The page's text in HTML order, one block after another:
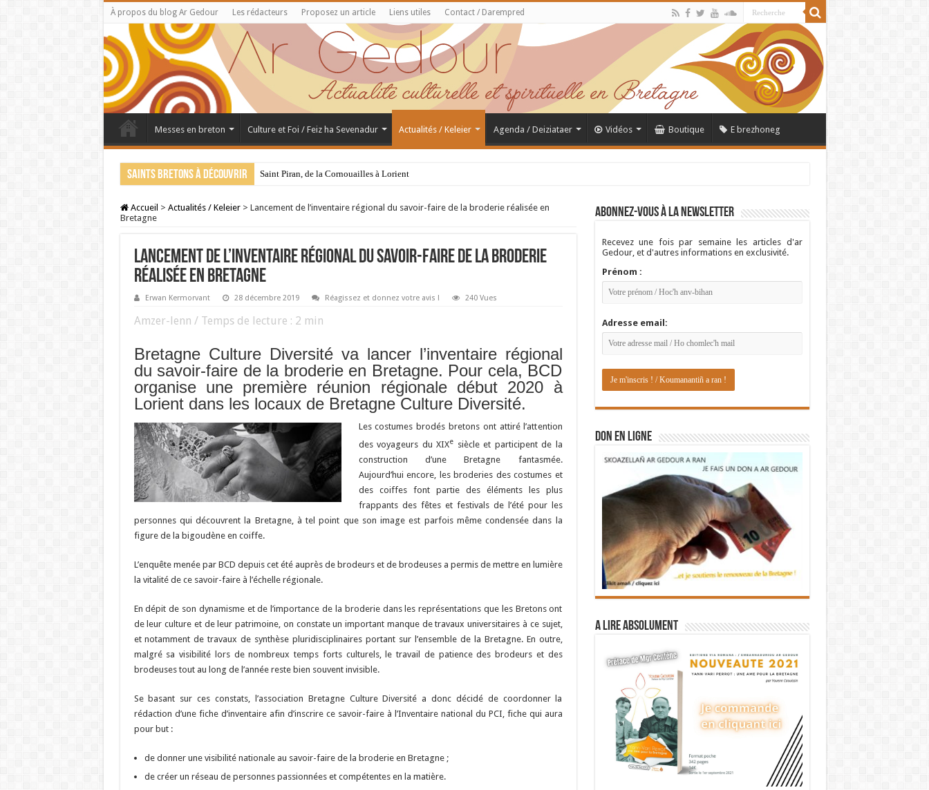
À propos du blog Ar Gedour Les rédacteurs Proposez un article Liens utiles Contact / Darempred
Messes en breton Culture et Foi / Feiz ha Sevenadur Actualités / Keleier Agenda / Deiziataer Vidéos Boutique E brezhoneg
Saints bretons à découvrir Saint Piran, de la Cornouailles à Lorient
Accueil > Actualités / Keleier > Lancement de l’inventaire régional du savoir-faire de la broderie réalisée en
Bretagne
Lancement de l’inventaire régional du savoir-faire de la broderie
réalisée en Bretagne
Erwan Kermorvant 28 décembre 2019 Réagissez et donnez votre avis ! 240 Vues
Amzer-lenn / Temps de lecture : 2 min
Bretagne Culture Diversité va lancer l’inventaire régional
du savoir-faire de la broderie en Bretagne. Pour cela, BCD
organise une première réunion régionale début 2020 à
Lorient dans les locaux de Bretagne Culture Diversité.
Les costumes brodés bretons ont attiré l’attention
des voyageurs du XIXe siècle et participent de la
construction d’une Bretagne fantasmée.
Aujourd’hui encore, les broderies des costumes et
des coiffes font partie des éléments les plus
frappants des fêtes et festivals de l’été pour les
personnes qui découvrent la Bretagne, à tel point que son image est parfois même condensée dans la
figure de la bigoudène en coiffe.
L’enquête menée par BCD depuis cet été auprès de brodeurs et de brodeuses a permis de mettre en lumière
la vitalité de ce savoir-faire à l’échelle régionale.
En dépit de son dynamisme et de l’importance de la broderie dans les représentations que les Bretons ont
de leur culture et de leur patrimoine, on constate un important manque de travaux universitaires à ce sujet,
et notamment de travaux de synthèse pluridisciplinaires portant sur l’ensemble de la Bretagne. En outre,
malgré sa visibilité lors de nombreux temps forts culturels, le travail de patience des brodeurs et des
brodeuses tout au long de l’année reste bien souvent invisible.
Se basant sur ces constats, l’association Bretagne Culture Diversité a donc décidé de coordonner la
rédaction d’une fiche d’inventaire afin d’inscrire ce savoir-faire à l’Inventaire national du PCI, fiche qui aura
pour but :
de donner une visibilité nationale au savoir-faire de la broderie en Bretagne ;
de créer un réseau de personnes passionnées et compétentes en la matière.
Abonnez-vous à la newsletter
Recevez une fois par semaine les articles d'ar
Gedour, et d'autres informations en exclusivité.
Prénom :
Adresse email:
DON EN LIGNE
A lire absolument